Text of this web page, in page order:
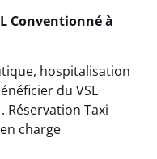
Conventionné à
hospitalisation
du VSL
Réservation Taxi
charge